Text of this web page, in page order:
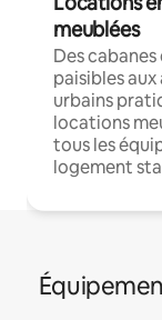
meublées
Des
paisibles
urbains
locations
tous les
logement